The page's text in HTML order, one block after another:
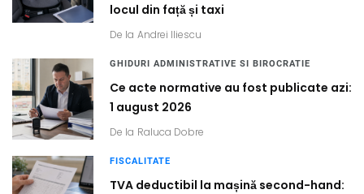
locul din față și taxi
De la Andrei Iliescu
GHIDURI ADMINISTRATIVE SI BIROCRATIE
Ce acte normative au fost publicate azi:
1 august 2026
De la Raluca Dobre
FISCALITATE
TVA deductibil la mașină second-hand: